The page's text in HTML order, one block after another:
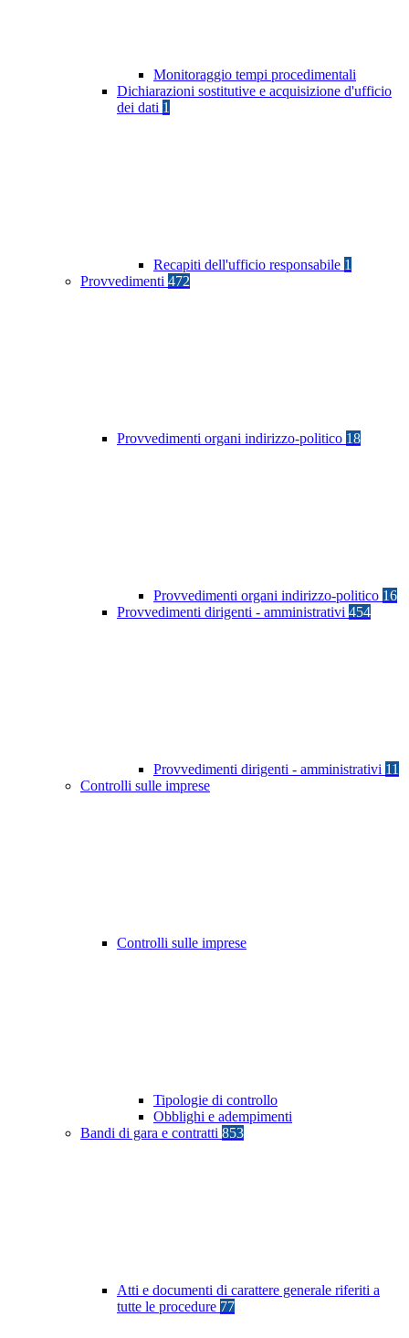
Monitoraggio tempi procedimentali
Dichiarazioni sostitutive e acquisizione d'ufficio
dei dati 1
Recapiti dell'ufficio responsabile 1
Provvedimenti 472
Provvedimenti organi indirizzo-politico 18
Provvedimenti organi indirizzo-politico 16
Provvedimenti dirigenti - amministrativi 454
Provvedimenti dirigenti - amministrativi 11
Controlli sulle imprese
Controlli sulle imprese
Tipologie di controllo
Obblighi e adempimenti
Bandi di gara e contratti 853
Atti e documenti di carattere generale riferiti a
tutte le procedure 77